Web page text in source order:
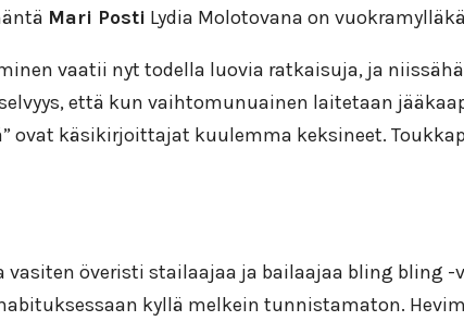
Mari Posti Lydia Molotovana on
vaatii nyt todella luovia ratkaisuja, ja
että kun vaihtomunuainen laitetaan
ovat käsikirjoittajat kuulemma keksineet.
överisti stailaajaa ja bailaajaa bling bling
kyllä melkein tunnistamaton.